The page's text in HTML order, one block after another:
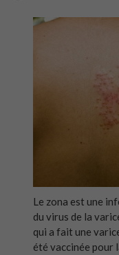
Le zona est une
du virus de la
qui a fait une
été vaccinée pour